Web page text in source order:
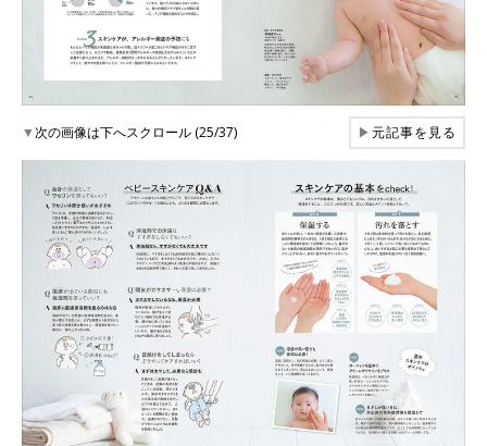
▼次の画像は下へスクロール (25/37) ▶元記事を見る